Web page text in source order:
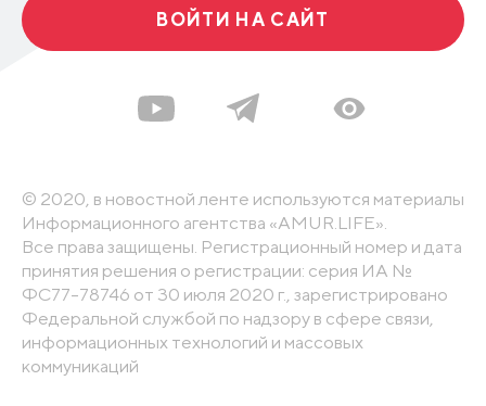
ВОЙТИ НА САЙТ
© 2020, в новостной ленте используются материалы
Информационного агентства «AMUR.LIFE».
Все права защищены. Регистрационный номер и дата
принятия решения о регистрации: серия ИА №
ФС77-78746 от 30 июля 2020 г., зарегистрировано
Федеральной службой по надзору в сфере связи,
информационных технологий и массовых
коммуникаций